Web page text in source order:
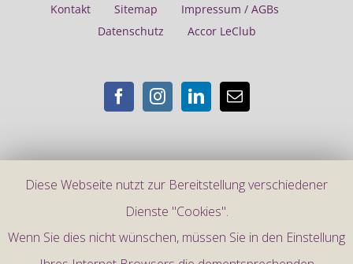
Kontakt
Sitemap
Impressum / AGBs
Datenschutz
Accor LeClub
Diese Webseite nutzt zur Bereitstellung verschiedener
Dienste "Cookies".
Wenn Sie dies nicht wünschen, müssen Sie in den Einstellung